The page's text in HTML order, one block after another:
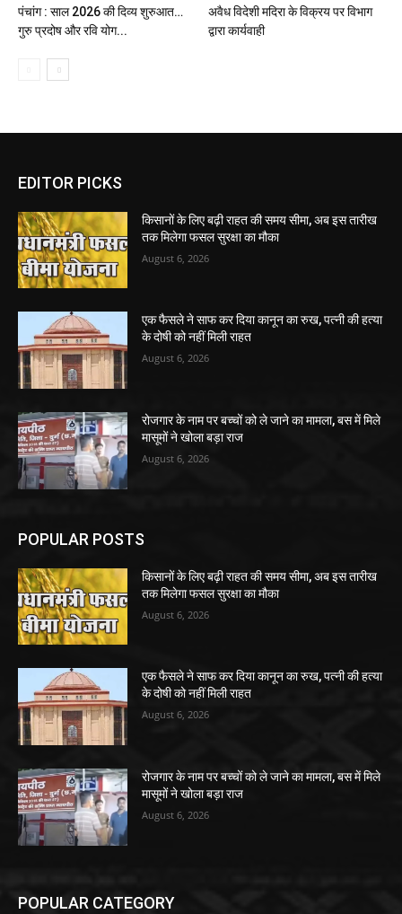
पंचांग : साल 2026 की दिव्य शुरुआत…
गुरु प्रदोष और रवि योग...
अवैध विदेशी मदिरा के विक्रय पर विभाग
द्वारा कार्यवाही
EDITOR PICKS
किसानों के लिए बढ़ी राहत की समय सीमा, अब इस तारीख
तक मिलेगा फसल सुरक्षा का मौका
August 6, 2026
एक फैसले ने साफ कर दिया कानून का रुख, पत्नी की हत्या
के दोषी को नहीं मिली राहत
August 6, 2026
रोजगार के नाम पर बच्चों को ले जाने का मामला, बस में मिले
मासूमों ने खोला बड़ा राज
August 6, 2026
POPULAR POSTS
किसानों के लिए बढ़ी राहत की समय सीमा, अब इस तारीख
तक मिलेगा फसल सुरक्षा का मौका
August 6, 2026
एक फैसले ने साफ कर दिया कानून का रुख, पत्नी की हत्या
के दोषी को नहीं मिली राहत
August 6, 2026
रोजगार के नाम पर बच्चों को ले जाने का मामला, बस में मिले
मासूमों ने खोला बड़ा राज
August 6, 2026
POPULAR CATEGORY